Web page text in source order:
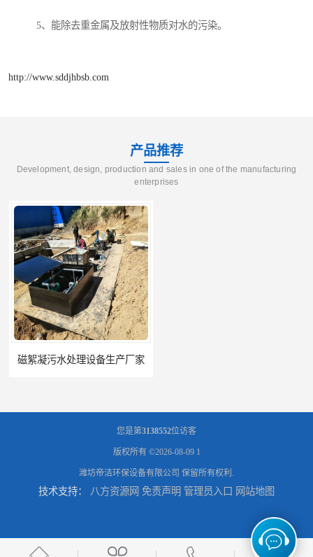
5、能除去重金属及放射性物质对水的污染。
http://www.sddjhbsb.com
产品推荐
Development, design, production and sales in one of the manufacturing
enterprises
磁絮凝污水处理设备生产厂家
混凝土搅拌站絮凝沉淀污水处理设备 一体化碳钢絮凝沉淀设备去除悬浮球物
您是第3138552位访客
版权所有 ©2026-08-09 1
潍坊帝洁环保设备有限公司 保留所有权利.
技术支持： 八方资源网 免责声明 管理员入口 网站地图